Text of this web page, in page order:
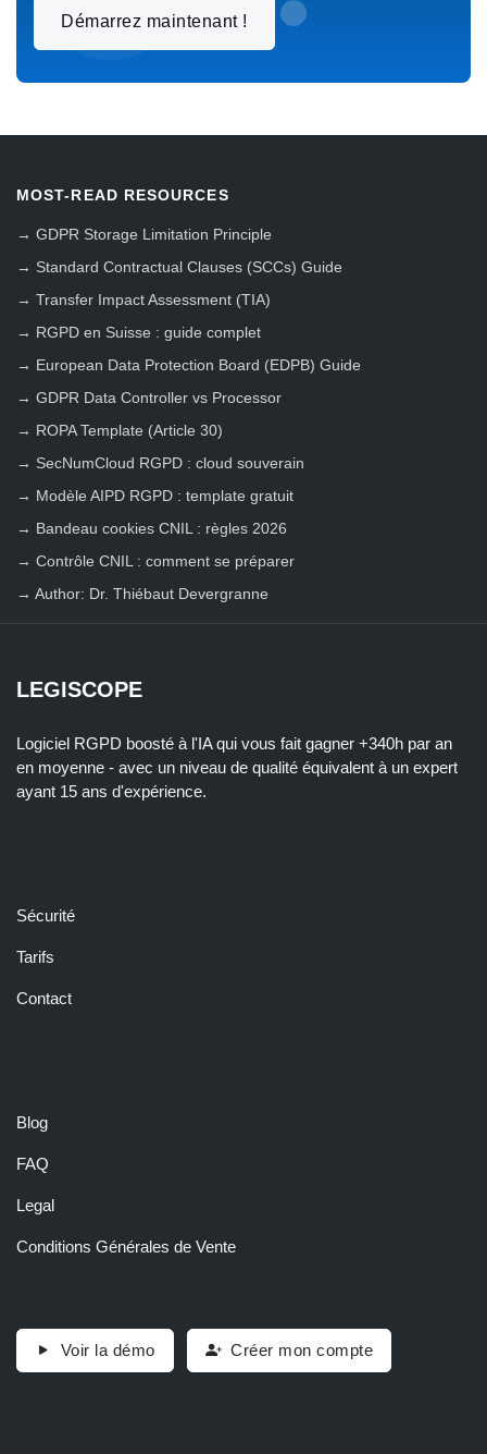
Démarrez maintenant !
MOST-READ RESOURCES
→ GDPR Storage Limitation Principle
→ Standard Contractual Clauses (SCCs) Guide
→ Transfer Impact Assessment (TIA)
→ RGPD en Suisse : guide complet
→ European Data Protection Board (EDPB) Guide
→ GDPR Data Controller vs Processor
→ ROPA Template (Article 30)
→ SecNumCloud RGPD : cloud souverain
→ Modèle AIPD RGPD : template gratuit
→ Bandeau cookies CNIL : règles 2026
→ Contrôle CNIL : comment se préparer
→ Author: Dr. Thiébaut Devergranne
LEGISCOPE
Logiciel RGPD boosté à l'IA qui vous fait gagner +340h par an
en moyenne - avec un niveau de qualité équivalent à un expert
ayant 15 ans d'expérience.
Sécurité
Tarifs
Contact
Blog
FAQ
Legal
Conditions Générales de Vente
Voir la démo Créer mon compte